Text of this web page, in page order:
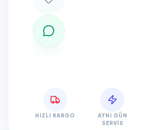
HIZLI KARGO
AYNI GÜN
SERVIS